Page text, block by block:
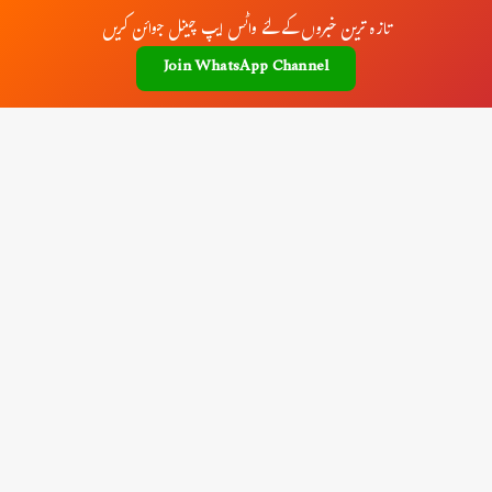
تازہ ترین خبروں کے لئے واٹس ایپ چینل جوائن کریں
Join WhatsApp Channel